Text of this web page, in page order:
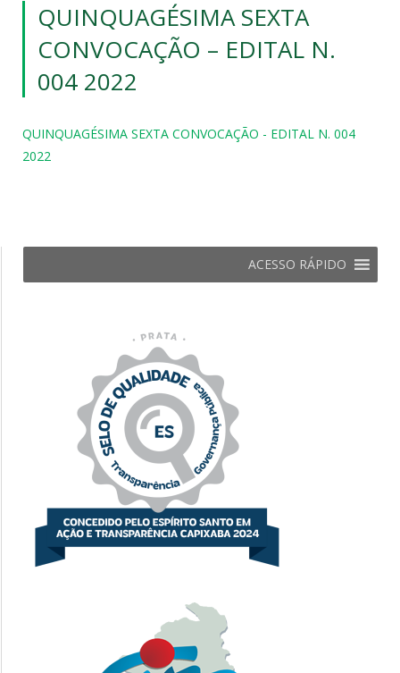
QUINQUAGÉSIMA SEXTA
CONVOCAÇÃO – EDITAL N.
004 2022
QUINQUAGÉSIMA SEXTA CONVOCAÇÃO - EDITAL N. 004
2022
ACESSO RÁPIDO